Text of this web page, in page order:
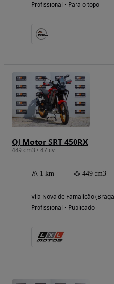
Profissional • Para o topo
QJ Motor SRT 450RX
449 cm3 • 47 cv
1 km 449 cm3
Vila Nova de Famalicão
Profissional • Publicado